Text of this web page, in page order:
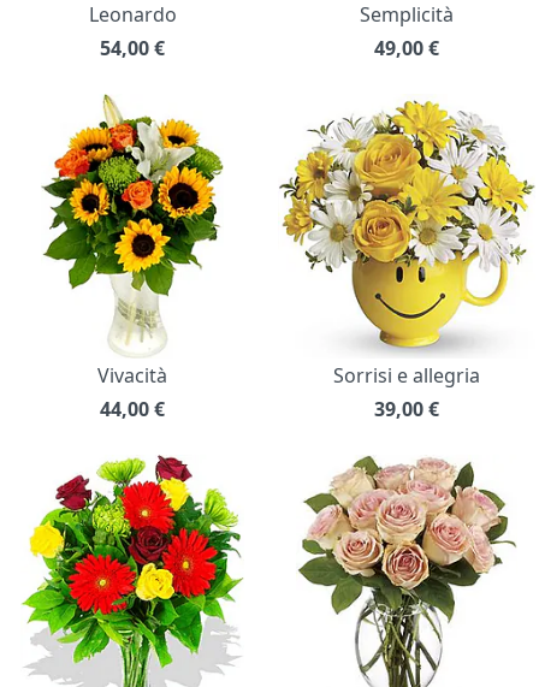
Leonardo
54,00€
Semplicità
49,00€
Vivacità
44,00€
Sorrisi e allegria
39,00€